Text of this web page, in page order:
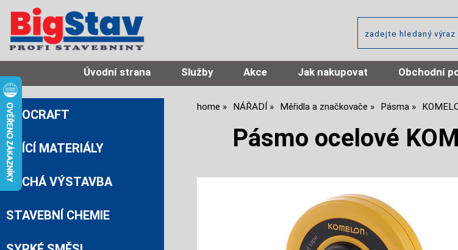
Úvodní strana Služby Akce Jak nakupovat Obchodní
home NÁŘADÍ Měřidla a značkovače Pásma
Pásmo ocelové
PROCRAFT
ZDÍCÍ MATERIÁLY
SUCHÁ VÝSTAVBA
STAVEBNÍ CHEMIE